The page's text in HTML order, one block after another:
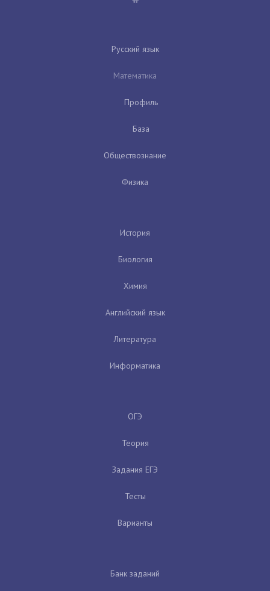
Русский язык
Математика
Профиль
База
Обществознание
Физика
История
Биология
Химия
Английский язык
Литература
Информатика
ОГЭ
Теория
Задания ЕГЭ
Тесты
Варианты
Банк заданий